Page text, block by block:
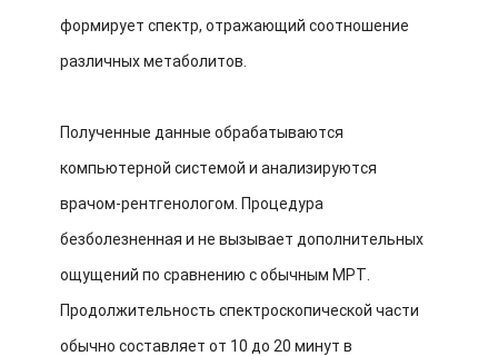
формирует спектр, отражающий соотношение
различных метаболитов.
Полученные данные обрабатываются
компьютерной системой и анализируются
врачом-рентгенологом. Процедура
безболезненная и не вызывает дополнительных
ощущений по сравнению с обычным МРТ.
Продолжительность спектроскопической части
обычно составляет от 10 до 20 минут в